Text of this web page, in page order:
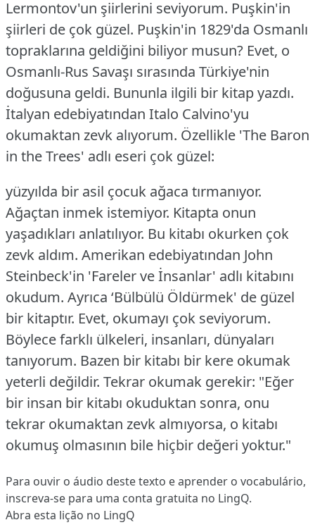
Lermontov'un şiirlerini seviyorum. Puşkin'in
şiirleri de çok güzel. Puşkin'in 1829'da Osmanlı
topraklarına geldiğini biliyor musun? Evet, o
Osmanlı-Rus Savaşı sırasında Türkiye'nin
doğusuna geldi. Bununla ilgili bir kitap yazdı.
İtalyan edebiyatından Italo Calvino'yu
okumaktan zevk alıyorum. Özellikle 'The Baron
in the Trees' adlı eseri çok güzel:
yüzyılda bir asil çocuk ağaca tırmanıyor.
Ağaçtan inmek istemiyor. Kitapta onun
yaşadıkları anlatılıyor. Bu kitabı okurken çok
zevk aldım. Amerikan edebiyatından John
Steinbeck'in 'Fareler ve İnsanlar' adlı kitabını
okudum. Ayrıca ‘Bülbülü Öldürmek' de güzel
bir kitaptır. Evet, okumayı çok seviyorum.
Böylece farklı ülkeleri, insanları, dünyaları
tanıyorum. Bazen bir kitabı bir kere okumak
yeterli değildir. Tekrar okumak gerekir: "Eğer
bir insan bir kitabı okuduktan sonra, onu
tekrar okumaktan zevk almıyorsa, o kitabı
okumuş olmasının bile hiçbir değeri yoktur."
Para ouvir o áudio deste texto e aprender o vocabulário,
inscreva-se para uma conta gratuita no LingQ.
Abra esta lição no LingQ